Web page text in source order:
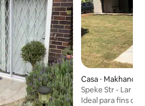
Casa ⋅ Makhanda
Speke Str - Lar
Ideal para fins de